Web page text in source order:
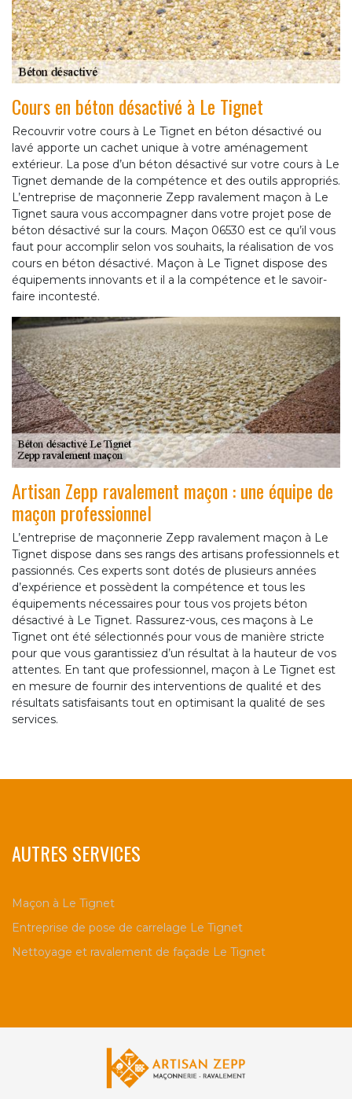
Cours en béton désactivé à Le Tignet
Recouvrir votre cours à Le Tignet en béton désactivé ou
lavé apporte un cachet unique à votre aménagement
extérieur. La pose d’un béton désactivé sur votre cours à Le
Tignet demande de la compétence et des outils appropriés.
L’entreprise de maçonnerie Zepp ravalement maçon à Le
Tignet saura vous accompagner dans votre projet pose de
béton désactivé sur la cours. Maçon 06530 est ce qu’il vous
faut pour accomplir selon vos souhaits, la réalisation de vos
cours en béton désactivé. Maçon à Le Tignet dispose des
équipements innovants et il a la compétence et le savoir-
faire incontesté.
Artisan Zepp ravalement maçon : une équipe de
maçon professionnel
L’entreprise de maçonnerie Zepp ravalement maçon à Le
Tignet dispose dans ses rangs des artisans professionnels et
passionnés. Ces experts sont dotés de plusieurs années
d’expérience et possèdent la compétence et tous les
équipements nécessaires pour tous vos projets béton
désactivé à Le Tignet. Rassurez-vous, ces maçons à Le
Tignet ont été sélectionnés pour vous de manière stricte
pour que vous garantissiez d’un résultat à la hauteur de vos
attentes. En tant que professionnel, maçon à Le Tignet est
en mesure de fournir des interventions de qualité et des
résultats satisfaisants tout en optimisant la qualité de ses
services.
AUTRES SERVICES
Maçon à Le Tignet
Entreprise de pose de carrelage Le Tignet
Nettoyage et ravalement de façade Le Tignet